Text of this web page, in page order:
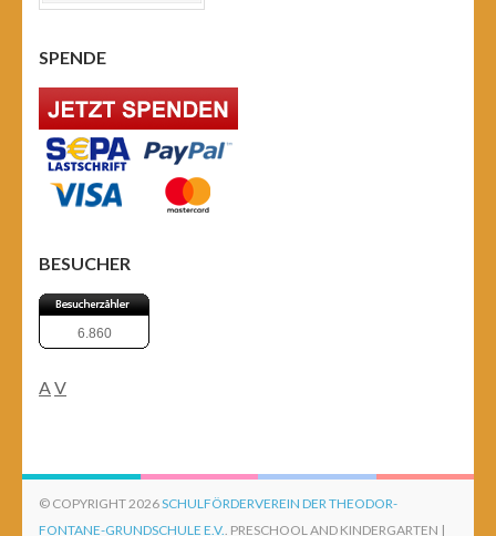
SPENDE
BESUCHER
6.860
AV
© COPYRIGHT 2026SCHULFÖRDERVEREIN DER THEODOR-
FONTANE-GRUNDSCHULE E.V.. PRESCHOOL AND KINDERGARTEN |